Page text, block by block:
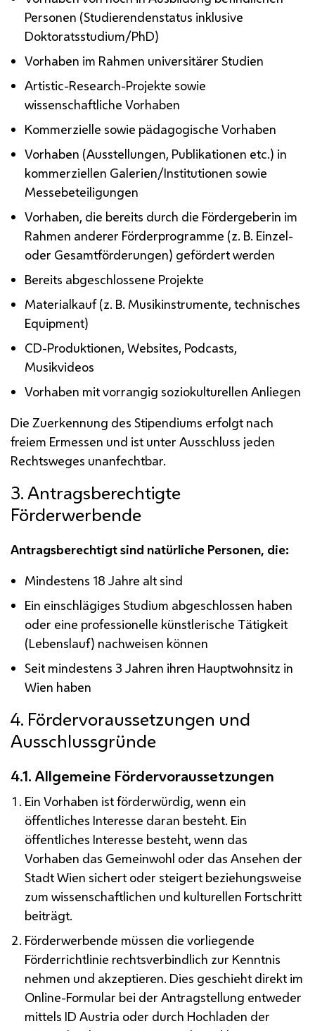
Personen (Studierendenstatus inklusive
Doktoratsstudium/PhD)
Vorhaben im Rahmen universitärer Studien
Artistic-Research-Projekte sowie
wissenschaftliche Vorhaben
Kommerzielle sowie pädagogische Vorhaben
Vorhaben (Ausstellungen, Publikationen etc.) in
kommerziellen Galerien/Institutionen sowie
Messebeteiligungen
Vorhaben, die bereits durch die Fördergeberin im
Rahmen anderer Förderprogramme (z. B. Einzel-
oder Gesamtförderungen) gefördert werden
Bereits abgeschlossene Projekte
Materialkauf(z. B. Musikinstrumente, technisches
Equipment)
CD-Produktionen, Websites, Podcasts,
Musikvideos
Vorhaben mit vorrangig soziokulturellen Anliegen
Die Zuerkennung des Stipendiums erfolgt nach
freiem Ermessen und ist unter Ausschluss jeden
Rechtsweges unanfechtbar.
3. Antragsberechtigte
Förderwerbende
Antragsberechtigt sind natürliche Personen, die:
Mindestens 18 Jahre alt sind
Ein einschlägiges Studium abgeschlossen haben
oder eine professionelle künstlerische Tätigkeit
(Lebenslauf) nachweisen können
Seit mindestens 3 Jahren ihren Hauptwohnsitz in
Wien haben
4. Fördervoraussetzungen und
Ausschlussgründe
4.1. Allgemeine Fördervoraussetzungen
Ein Vorhaben ist förderwürdig, wenn ein
öffentliches Interesse daran besteht. Ein
öffentliches Interesse besteht, wenn das
Vorhaben das Gemeinwohl oder das Ansehen der
Stadt Wien sichert oder steigert beziehungsweise
zum wissenschaftlichen und kulturellen Fortschritt
beiträgt.
Förderwerbende müssen die vorliegende
Förderrichtlinie rechtsverbindlich zur Kenntnis
nehmen und akzeptieren. Dies geschieht direkt im
Online-Formular bei der Antragstellung entweder
mittels ID Austria oder durch Hochladen der